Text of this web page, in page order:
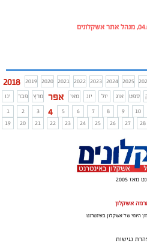
2018 2019 2020 2021 2022 2023 2024 2025
ינו
פבר מרץ אפר מאי יונ יול אוג ספט
1
2 3 4 5 6 7 8 9 10
19
20 21 22 23 24 25 26 27 28
2005
אשקלון
היומי של אשקלון באינטרנט
נגישות